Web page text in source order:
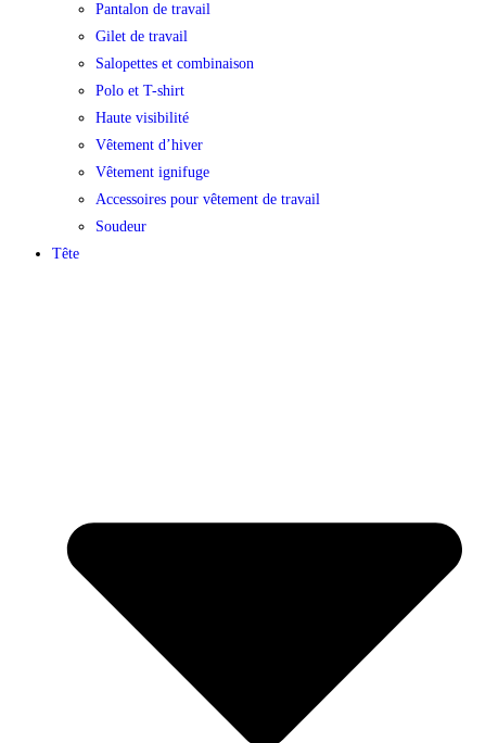
Pantalon de travail
Gilet de travail
Salopettes et combinaison
Polo et T-shirt
Haute visibilité
Vêtement d’hiver
Vêtement ignifuge
Accessoires pour vêtement de travail
Soudeur
Tête